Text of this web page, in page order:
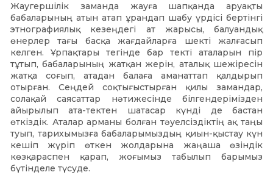
Жаугершілік заманда жауға шапқанда аруақты
бабаларының атын атап ұрандап шабу үрдісі бертінгі
этнографиялық кезеңдегі ат жарысы, балуандық
өнерлер тағы басқа жағдайларға шекті жалғасып
келген. Ұрпақтары тегінде бар текті аталарын пір
тұтып, бабаларының жатқан жерін, аталық шежіресін
жатқа соғып, атадан балаға аманаттап қалдырып
отырған. Сеңдей соқтығыстырған қилы замандар,
солақай саясаттар нәтижесінде білгендерімізден
айырылып ата-тектен шатасар күнді де бастан
өткіздік. Аталар арманы болған тәуелсіздіктің ақ таңы
туып, тарихымызға бабаларымыздың қиын-қыстау күн
кешіп жүріп өткен жолдарына жаңаша өзіндік
көзқараспен қарап, жоғымыз табылып барымыз
бүтінделе түсуде.